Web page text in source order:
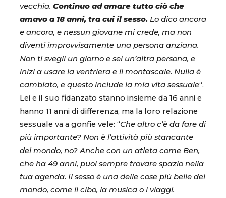
vecchia. Continuo ad amare tutto ciò che
amavo a 18 anni, tra cui il sesso. Lo dico ancora
e ancora, e nessun giovane mi crede, ma non
diventi improvvisamente una persona anziana.
Non ti svegli un giorno e sei un’altra persona, e
inizi a usare la ventriera e il montascale. Nulla è
cambiato, e questo include la mia vita sessuale“.
Lei e il suo fidanzato stanno insieme da 16 anni e
hanno 11 anni di differenza, ma la loro relazione
sessuale va a gonfie vele: “Che altro c’è da fare di
più importante? Non è l’attività più stancante
del mondo, no? Anche con un atleta come Ben,
che ha 49 anni, puoi sempre trovare spazio nella
tua agenda. Il sesso è una delle cose più belle del
mondo, come il cibo, la musica o i viaggi.